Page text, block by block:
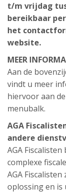
t/m vrijdag
bereikbaar
het
website.
MEER
Aan de
vindt u meer
hiervoor aan
menubalk.
AGA
andere
AGA
complexe
AGA
oplossing en is